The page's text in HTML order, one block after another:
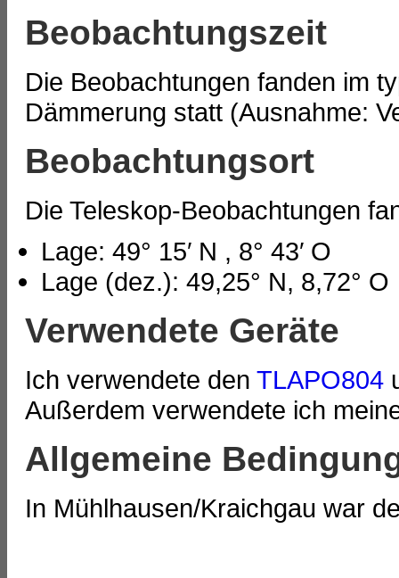
Beobachtungszeit
Die Beobachtungen fanden im
Dämmerung statt (Ausnahme:
Beobachtungsort
Die Teleskop-Beobachtungen
Lage: 49° 15′ N , 8° 43′ O
Lage (dez.): 49,25° N, 8,72° O
Verwendete Geräte
Ich verwendete den TLAPO804
Außerdem verwendete ich
Allgemeine
In Mühlhausen/Kraichgau war